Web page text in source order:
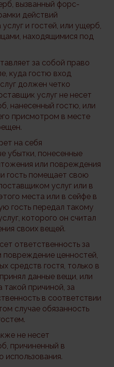
вызванный форс-
действий
и гостей, или ущерб,
находящимися под
за собой право
куда гостю вход
должен четко
услуг не несет
нанесенный гостю, или
присмотром в месте
на себя
убытки, понесенные
или повреждения
гость помещает свою
услуг или в
места или в сейфе в
гость передал такому
которого он считал
своих вещей.
ответственность за
ценностей,
средств гостя, только в
данные вещи, или
причиной, за
в соответствии
случае обязанность
не несет
причиненный в
использования.